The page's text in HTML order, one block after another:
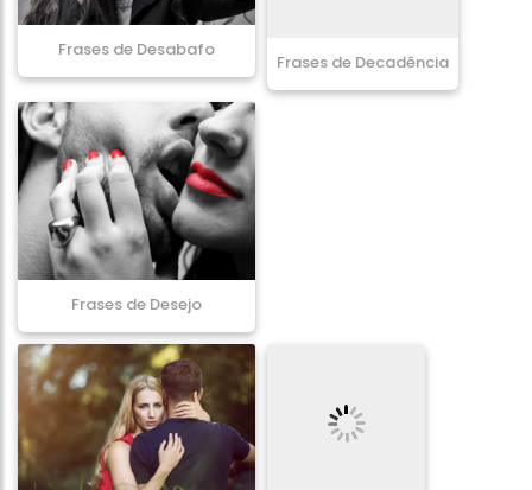
Frases de Desabafo
Frases de Decadência
Frases de Desejo